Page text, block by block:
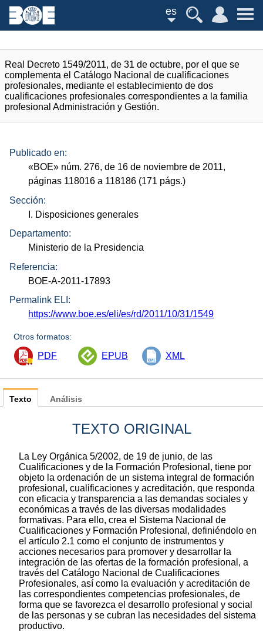
es
Real Decreto 1549/2011, de 31 de octubre, por el que se
complementa el Catálogo Nacional de cualificaciones
profesionales, mediante el establecimiento de dos
cualificaciones profesionales correspondientes a la familia
profesional Administración y Gestión.
Publicado en:
«BOE» núm. 276, de 16 de noviembre de 2011,
páginas 118016 a 118186 (171 págs.)
Sección:
I. Disposiciones generales
Departamento:
Ministerio de la Presidencia
Referencia:
BOE-A-2011-17893
Permalink ELI:
https://www.boe.es/eli/es/rd/2011/10/31/1549
Otros formatos:
PDF EPUB XML
Texto
TEXTO ORIGINAL
La Ley Orgánica 5/2002, de 19 de junio, de las
Cualificaciones y de la Formación Profesional, tiene por
objeto la ordenación de un sistema integral de formación
profesional, cualificaciones y acreditación, que responda
con eficacia y transparencia a las demandas sociales y
económicas a través de las diversas modalidades
formativas. Para ello, crea el Sistema Nacional de
Cualificaciones y Formación Profesional, definiéndolo en
el artículo 2.1 como el conjunto de instrumentos y
acciones necesarios para promover y desarrollar la
integración de las ofertas de la formación profesional, a
través del Catálogo Nacional de Cualificaciones
Profesionales, así como la evaluación y acreditación de
las correspondientes competencias profesionales, de
forma que se favorezca el desarrollo profesional y social
de las personas y se cubran las necesidades del sistema
productivo.
Análisis